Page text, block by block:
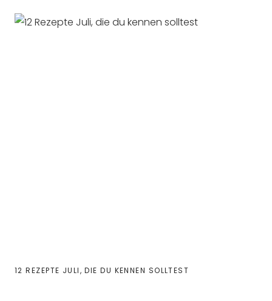
12 REZEPTE JULI, DIE DU KENNEN SOLLTEST